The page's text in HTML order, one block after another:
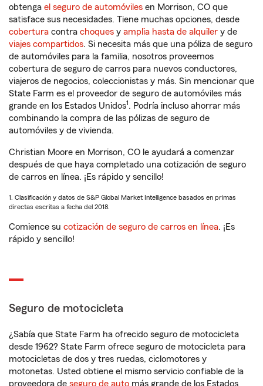
obtenga el seguro de automóviles en Morrison, CO que
satisface sus necesidades. Tiene muchas opciones, desde
cobertura contra choques y amplia hasta de alquiler y de
viajes compartidos. Si necesita más que una póliza de seguro
de automóviles para la familia, nosotros proveemos
cobertura de seguro de carros para nuevos conductores,
viajeros de negocios, coleccionistas y más. Sin mencionar que
State Farm es el proveedor de seguro de automóviles más
grande en los Estados Unidos1. Podría incluso ahorrar más
combinando la compra de las pólizas de seguro de
automóviles y de vivienda.
Christian Moore en Morrison, CO le ayudará a comenzar
después de que haya completado una cotización de seguro
de carros en línea. ¡Es rápido y sencillo!
1. Clasificación y datos de S&P Global Market Intelligence basados en primas
directas escritas a fecha del 2018.
Comience su cotización de seguro de carros en línea. ¡Es
rápido y sencillo!
Seguro de motocicleta
¿Sabía que State Farm ha ofrecido seguro de motocicleta
desde 1962? State Farm ofrece seguro de motocicleta para
motocicletas de dos y tres ruedas, ciclomotores y
motonetas. Usted obtiene el mismo servicio confiable de la
proveedora de seguro de auto más grande de los Estados